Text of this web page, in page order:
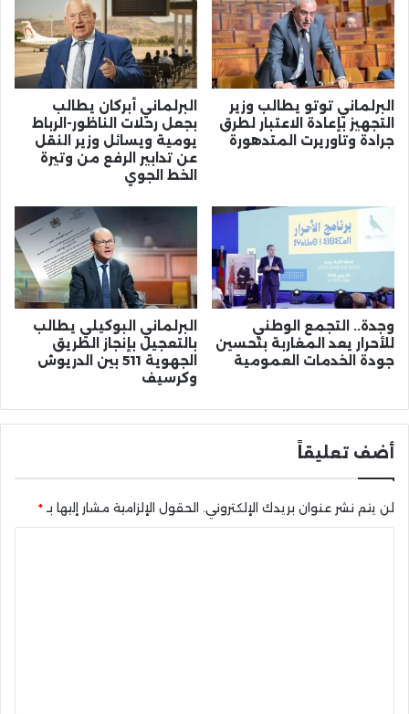
البرلماني توتو يطالب وزير
التجهيز بإعادة الاعتبار لطرق
جرادة وتاوريرت المتدهورة
البرلماني أبركان يطالب
بجعل رحلات الناظور-الرباط
يومية ويسائل وزير النقل
عن تدابير الرفع من وتيرة
الخط الجوي
وجدة.. التجمع الوطني
للأحرار يعد المغاربة بتحسين
جودة الخدمات العمومية
البرلماني البوكيلي يطالب
بالتعجيل بإنجاز الطريق
الجهوية 511 بين الدريوش
وكرسيف
أضف تعليقاً
لن يتم نشر عنوان بريدك الإلكتروني. الحقول الإلزامية مشار إليها بـ*